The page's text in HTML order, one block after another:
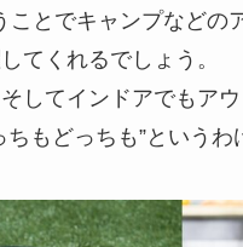
ことでキャンプなどの
てくれるでしょう。
してインドアでもアウ
ちもどっちも”というわ